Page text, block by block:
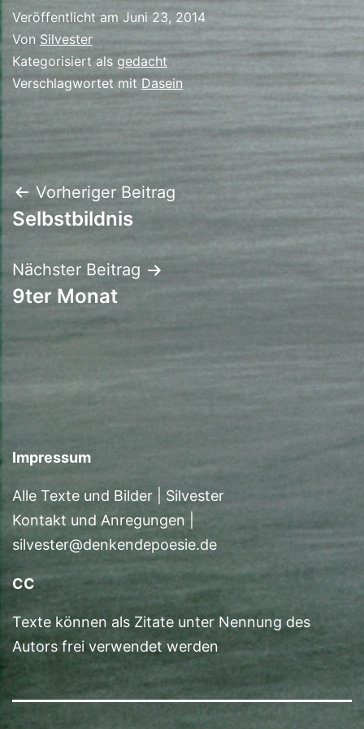
Veröffentlicht am Juni 23, 2014
Von Silvester
Kategorisiert als gedacht
Verschlagwortet mitDasein
Beitrags-
Navigation
Vorheriger Beitrag
Selbstbildnis
Nächster Beitrag
9ter Monat
Impressum
Alle Texte und Bilder | Silvester
Kontakt und Anregungen |
silvester@denkendepoesie.de
CC
Texte können als Zitate unter Nennung des
Autors frei verwendet werden